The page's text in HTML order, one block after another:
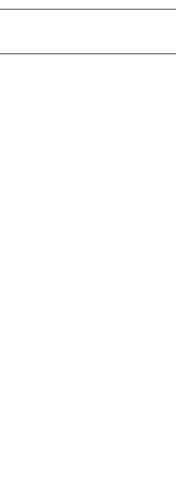
GlassFlex+